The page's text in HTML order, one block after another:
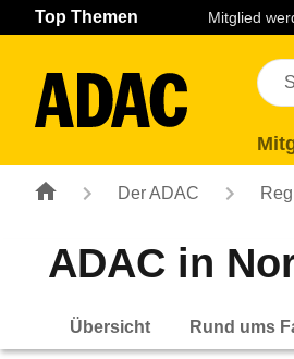
Navigation Seiteninhalt
Top Themen Mitglied
Der ADAC
ADAC in
Übersicht Rund ums